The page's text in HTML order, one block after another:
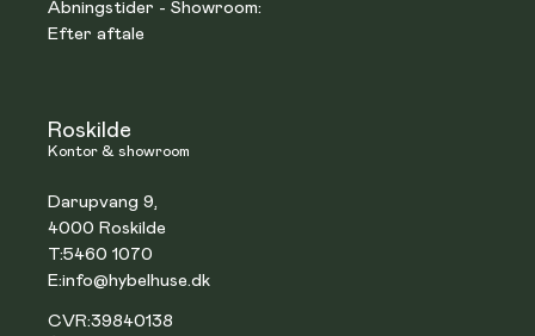
Åbningstider - Showroom:
Efter aftale
Roskilde
Kontor & showroom
Darupvang 9,
4000 Roskilde
T:5460 1070
E:info@hybelhuse.dk
CVR:39840138